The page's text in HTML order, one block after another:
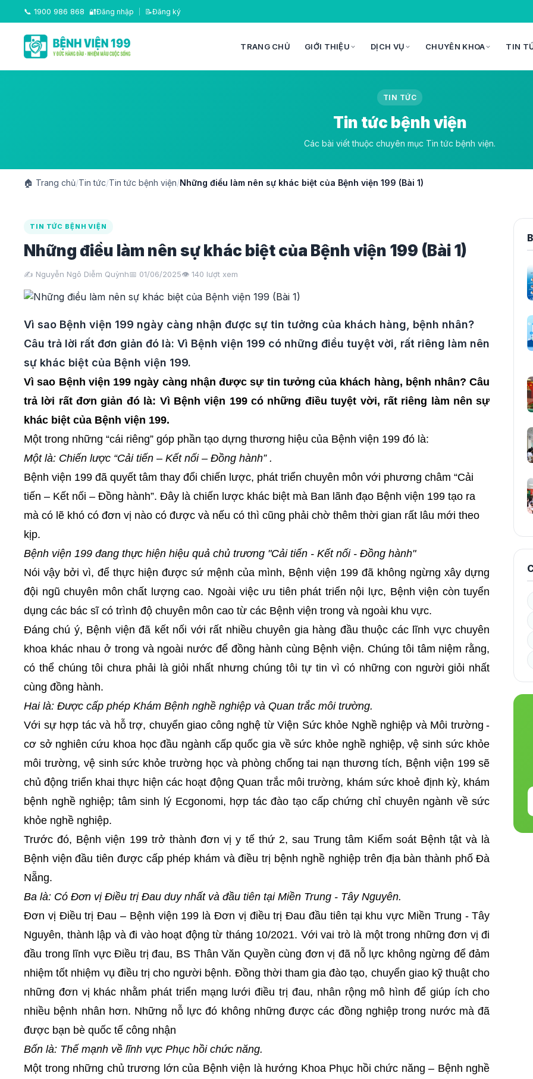
📞 1900 986 868 🔐Đăng nhập 📝Đăng ký
TRANG CHỦ GIỚI THIỆU DỊCH VỤ CHUYÊN KHOA TIN
TIN TỨC
Tin tức bệnh viện
Các bài viết thuộc chuyên mục Tin tức bệnh viện.
🏠 Trang chủ/Tin tức/Tin tức bệnh viện/Những điều làm nên sự khác biệt của Bệnh viện 199 (Bài 1)
TIN TỨC BỆNH VIỆN
Những điều làm nên sự khác biệt của Bệnh viện 199 (Bài 1)
✍️ Nguyễn Ngô Diễm Quỳnh📅 01/06/2025👁️ 140 lượt xem
Vì sao Bệnh viện 199 ngày càng nhận được sự tin tưởng của khách hàng, bệnh nhân?
Câu trả lời rất đơn giản đó là: Vì Bệnh viện 199 có những điều tuyệt vời, rất riêng làm nên
sự khác biệt của Bệnh viện 199.
Vì sao Bệnh viện 199 ngày càng nhận được sự tin tưởng của khách hàng, bệnh nhân? Câu
trả lời rất đơn giản đó là: Vì Bệnh viện 199 có những điều tuyệt vời, rất riêng làm nên sự
khác biệt của Bệnh viện 199.
Một trong những “cái riêng” góp phần tạo dựng thương hiệu của Bệnh viện 199 đó là:
Một là: Chiến lược “Cải tiến – Kết nối – Đồng hành” .
Bệnh viện 199 đã quyết tâm thay đổi chiến lược, phát triển chuyên môn với phương châm “Cải
tiến – Kết nối – Đồng hành”. Đây là chiến lược khác biệt mà Ban lãnh đạo Bệnh viện 199 tạo ra
mà có lẽ khó có đơn vị nào có được và nếu có thì cũng phải chờ thêm thời gian rất lâu mới theo
kịp.
Bệnh viện 199 đang thực hiện hiệu quả chủ trương "Cải tiến - Kết nối - Đồng hành"
Nói vậy bởi vì, để thực hiện được sứ mệnh của mình, Bệnh viện 199 đã không ngừng xây dựng
đội ngũ chuyên môn chất lượng cao. Ngoài việc ưu tiên phát triển nội lực, Bệnh viện còn tuyển
dụng các bác sĩ có trình độ chuyên môn cao từ các Bệnh viện trong và ngoài khu vực.
Đáng chú ý, Bệnh viện đã kết nối với rất nhiều chuyên gia hàng đầu thuộc các lĩnh vực chuyên
khoa khác nhau ở trong và ngoài nước để đồng hành cùng Bệnh viện. Chúng tôi tâm niệm rằng,
có thể chúng tôi chưa phải là giỏi nhất nhưng chúng tôi tự tin vì có những con người giỏi nhất
cùng đồng hành.
Hai là: Được cấp phép Khám Bệnh nghề nghiệp và Quan trắc môi trường.
Với sự hợp tác và hỗ trợ, chuyển giao công nghệ từ Viện Sức khỏe Nghề nghiệp và Môi trường -
cơ sở nghiên cứu khoa học đầu ngành cấp quốc gia về sức khỏe nghề nghiệp, vệ sinh sức khỏe
môi trường, vệ sinh sức khỏe trường học và phòng chống tai nạn thương tích, Bệnh viện 199 sẽ
chủ động triển khai thực hiện các hoạt động Quan trắc môi trường, khám sức khoẻ định kỳ, khám
bệnh nghề nghiệp; tâm sinh lý Ecgonomi, hợp tác đào tạo cấp chứng chỉ chuyên ngành về sức
khỏe nghề nghiệp.
Trước đó, Bệnh viện 199 trở thành đơn vị y tế thứ 2, sau Trung tâm Kiểm soát Bệnh tật và là
Bệnh viện đầu tiên được cấp phép khám và điều trị bệnh nghề nghiệp trên địa bàn thành phố Đà
Nẵng.
Ba là: Có Đơn vị Điều trị Đau duy nhất và đầu tiên tại Miền Trung - Tây Nguyên.
Đơn vị Điều trị Đau – Bệnh viện 199 là Đơn vị điều trị Đau đầu tiên tại khu vực Miền Trung - Tây
Nguyên, thành lập và đi vào hoạt động từ tháng 10/2021. Với vai trò là một trong những đơn vị đi
đầu trong lĩnh vực Điều trị đau, BS Thân Văn Quyền cùng đơn vị đã nỗ lực không ngừng để đảm
nhiệm tốt nhiệm vụ điều trị cho người bệnh. Đồng thời tham gia đào tạo, chuyển giao kỹ thuật cho
những đơn vị khác nhằm phát triển mạng lưới điều trị đau, nhân rộng mô hình để giúp ích cho
nhiều bệnh nhân hơn. Những nỗ lực đó không những được các đồng nghiệp trong nước mà đã
được bạn bè quốc tế công nhận
Bốn là: Thế mạnh về lĩnh vực Phục hồi chức năng.
Một trong những chủ trương lớn của Bệnh viện là hướng Khoa Phục hồi chức năng– Bệnh nghề